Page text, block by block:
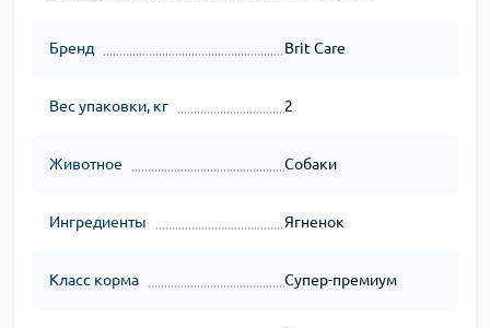
Бренд Brit Care
Вес упаковки, кг 2
Животное Собаки
Ингредиенты Ягненок
Класс корма Супер-премиум